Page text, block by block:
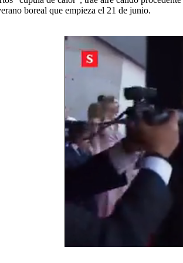
boreal que empieza el 21 de junio.